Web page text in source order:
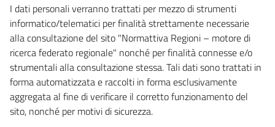
I dati personali verranno trattati per mezzo di strumenti
informatico/telematici per finalità strettamente necessarie
alla consultazione del sito "Normattiva Regioni – motore di
ricerca federato regionale" nonché per finalità connesse e/o
strumentali alla consultazione stessa. Tali dati sono trattati in
forma automatizzata e raccolti in forma esclusivamente
aggregata al fine di verificare il corretto funzionamento del
sito, nonché per motivi di sicurezza.